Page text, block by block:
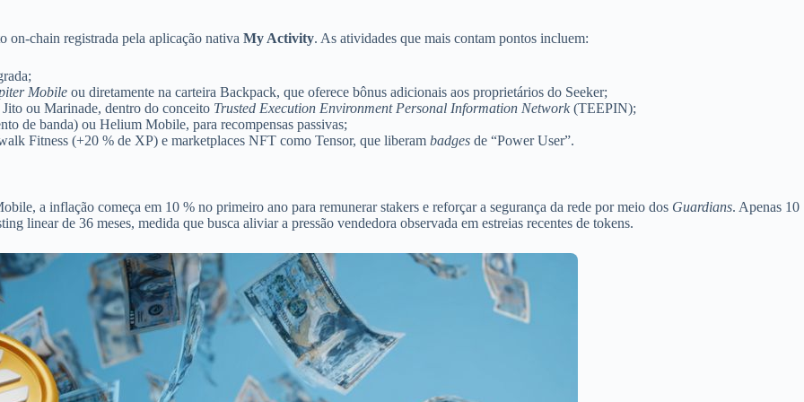
on-chain registrada pela aplicação nativa My Activity. As atividades que mais contam pontos incluem:
Mobile ou diretamente na carteira Backpack, que oferece bônus adicionais aos proprietários do Seeker;
ou Marinade, dentro do conceito Trusted Execution Environment Personal Information Network (TEEPIN);
de banda) ou Helium Mobile, para recompensas passivas;
Fitness (+20 % de XP) e marketplaces NFT como Tensor, que liberam badges de “Power User”.
a inflação começa em 10 % no primeiro ano para remunerar stakers e reforçar a segurança da rede por meio dos Guardians. Apenas 10
linear de 36 meses, medida que busca aliviar a pressão vendedora observada em estreias recentes de tokens.